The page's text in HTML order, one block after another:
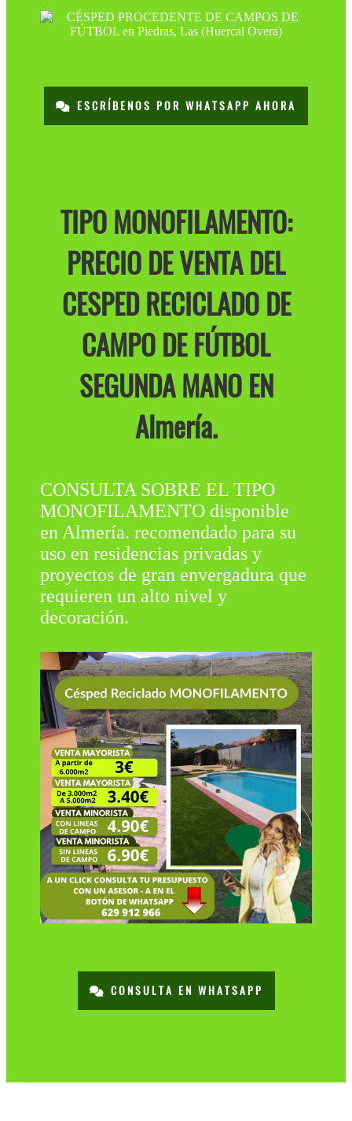
ESCRÍBENOS POR WHATSAPP AHORA
TIPO MONOFILAMENTO:
PRECIO DE VENTA DEL
CESPED RECICLADO DE
CAMPO DE FÚTBOL
SEGUNDA MANO EN
Almería.
CONSULTA SOBRE EL TIPO
MONOFILAMENTO disponible
en Almería. recomendado para su
uso en residencias privadas y
proyectos de gran envergadura que
requieren un alto nivel y
decoración.
CONSULTA EN WHATSAPP